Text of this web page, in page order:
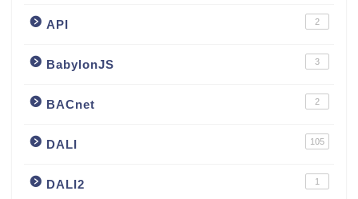
API 2
BabylonJS 3
BACnet 2
DALI 105
DALI2 1